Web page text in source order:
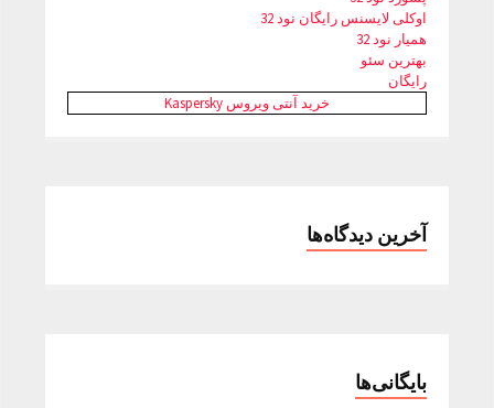
اوکلی لایسنس رایگان نود 32
همیار نود 32
بهترین سئو
رایگان
خرید آنتی ویروس Kaspersky
آخرین دیدگاه‌ها
بایگانی‌ها